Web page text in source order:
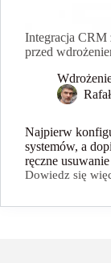
Integracja CRM
przed
Najpierw
systemów, a
ręczne
Dowiedz się
Integracja
z